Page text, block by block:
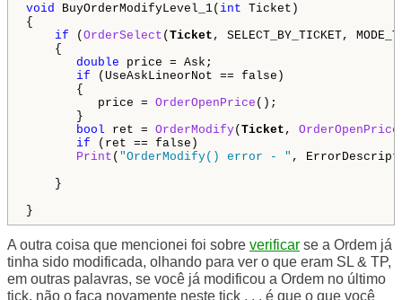
void BuyOrderModifyLevel_1( int Ticket)
{
if ( OrderSelect ( Ticket , SELECT_BY_TICKET,
{
double price = Ask;
if (UseAskLineorNot == false)
{
price = OrderOpenPrice ();
}
bool ret = OrderModify( Ticket , OrderOpenPrice
if (ret == false)
Print ( "OrderModify() error - " ,
}
}
A outra coisa que mencionei foi sobre verificar se a Ordem já
tinha sido modificada, olhando para ver o que eram SL & TP,
em outras palavras, se você já modificou a Ordem no último
tick, não o faça novamente neste tick . . . é que o que você